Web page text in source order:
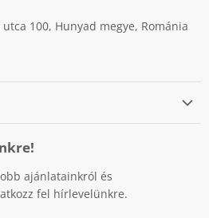
100, Hunyad megye, Románia
szabályzata
ajánlatainkról és
fel hírlevelünkre.